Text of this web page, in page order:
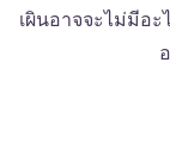
เผินอาจจะไม่มีอ